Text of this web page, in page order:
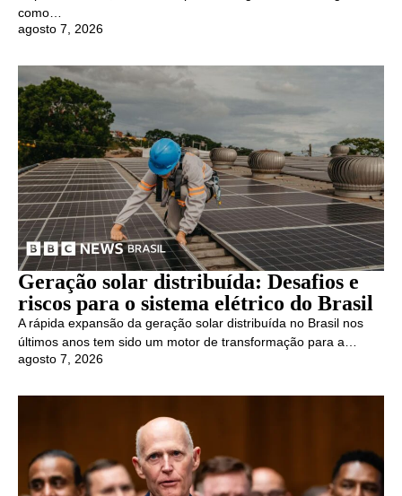
como…
agosto 7, 2026
Geração solar distribuída: Desafios e
riscos para o sistema elétrico do Brasil
A rápida expansão da geração solar distribuída no Brasil nos
últimos anos tem sido um motor de transformação para a…
agosto 7, 2026